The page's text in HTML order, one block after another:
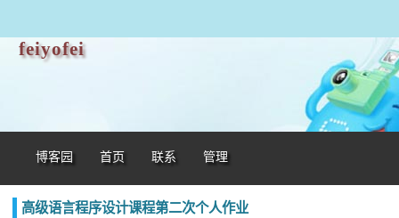
feiyofei
博客园 首页 联系 管理
高级语言程序设计课程第二次个人作业